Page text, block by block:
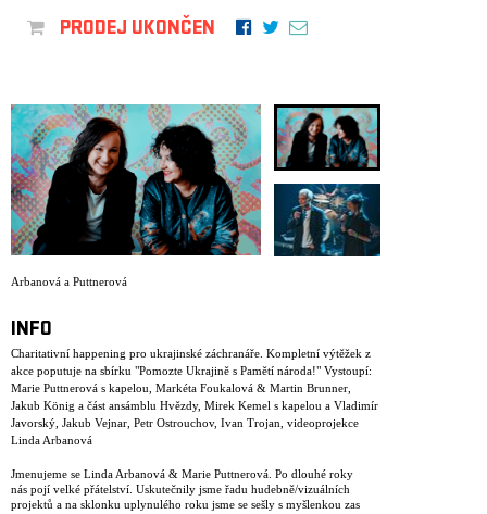
PRODEJ UKONČEN
Arbanová a Puttnerová
INFO
Charitativní happening pro ukrajinské záchranáře. Kompletní výtěžek z
akce poputuje na sbírku "Pomozte Ukrajině s Pamětí národa!" Vystoupí:
Marie Puttnerová s kapelou, Markéta Foukalová & Martin Brunner,
Jakub König a část ansámblu Hvězdy, Mirek Kemel s kapelou a Vladimír
Javorský, Jakub Vejnar, Petr Ostrouchov, Ivan Trojan, videoprojekce
Linda Arbanová
Jmenujeme se Linda Arbanová & Marie Puttnerová. Po dlouhé roky
nás pojí velké přátelství. Uskutečnily jsme řadu hudebně/vizuálních
projektů a na sklonku uplynulého roku jsme se sešly s myšlenkou zas